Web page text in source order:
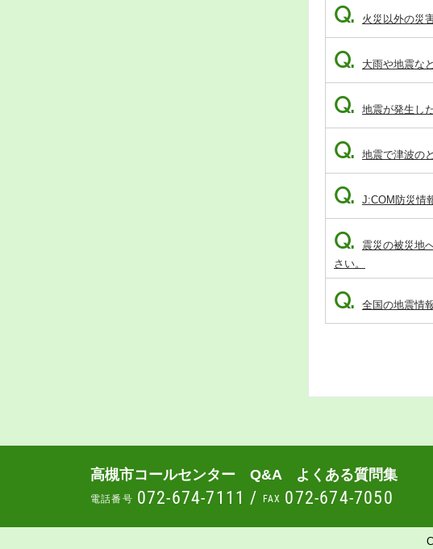
Q. 火災以外の災
Q. 大雨や地震な
Q. 地震が発生し
Q. 地震で津波の
Q. J:COM防災情
Q.
震災の被災地
さい。
Q. 全国の地震情
高槻市コールセンター Q&A よくある質問集
電話番号 072-674-7111 / FAX 072-674-7050